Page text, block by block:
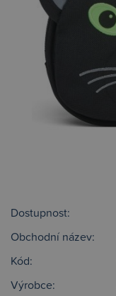
Dostupnost:
Obchodní název:
Kód:
Výrobce: